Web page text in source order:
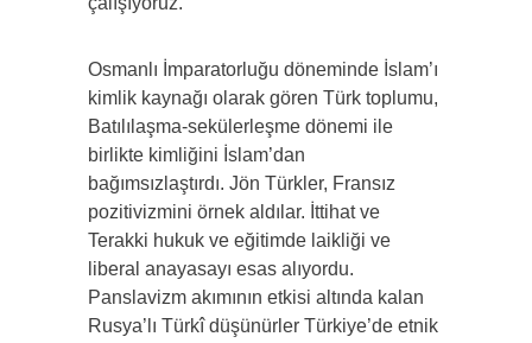
Osmanlı İmparatorluğu döneminde İslam’ı
kimlik kaynağı olarak gören Türk toplumu,
Batılılaşma-sekülerleşme dönemi ile
birlikte kimliğini İslam’dan
bağımsızlaştırdı. Jön Türkler, Fransız
pozitivizmini örnek aldılar. İttihat ve
Terakki hukuk ve eğitimde laikliği ve
liberal anayasayı esas alıyordu.
Panslavizm akımının etkisi altında kalan
Rusya’lı Türkî düşünürler Türkiye’de etnik